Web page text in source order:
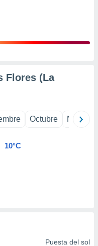
Flores (La
Octubre
10°C
Puesta del sol